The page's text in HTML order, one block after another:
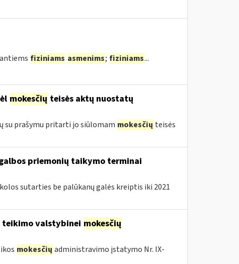
fiziniams asmenims; fiziniams...
mokesčių teisės aktų nuostatų
su prašymu pritarti jo siūlomam mokesčių teisės
priemonių taikymo terminai
sutarties be palūkanų galės kreiptis iki 2021
teikimo valstybinei mokesčių
mokesčių administravimo įstatymo Nr. IX-